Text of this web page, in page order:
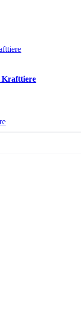
Krafttiere